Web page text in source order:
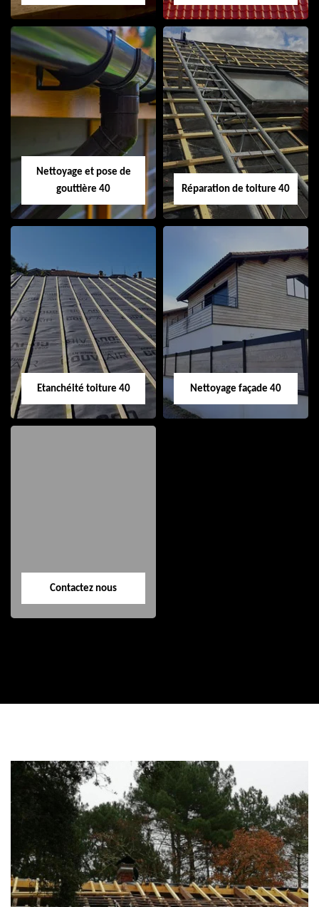
Isolation de toiture
40
Peinture sur tuile
40
Nettoyage et pose de
gouttière 40
Nettoyage et pose
de gouttière 40
Réparation de toiture 40
Réparation de
toiture 40
Etanchéité toiture 40 Nettoyage façade 40
Contactez nous